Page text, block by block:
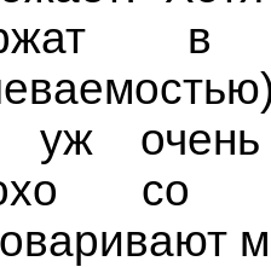
в
очень
со